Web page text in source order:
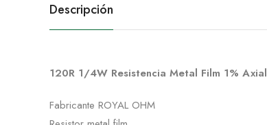
Descripción
120R 1/4W Resistencia Metal Film 1% Axial
Fabricante ROYAL OHM